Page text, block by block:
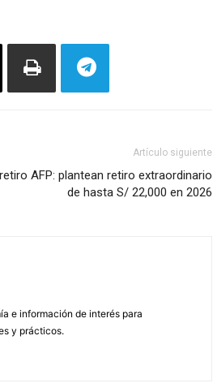
Artículo siguiente
AFP: plantean retiro extraordinario
de hasta S/ 22,000 en 2026
e información de interés para
y prácticos.